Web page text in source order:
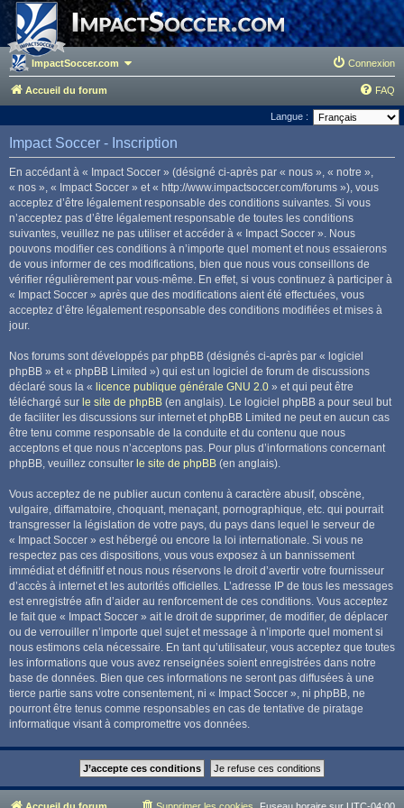
ImpactSoccer.com Connexion
Accueil du forum FAQ
Langue :
Impact Soccer - Inscription
En accédant à « Impact Soccer » (désigné ci-après par « nous », « notre »,
« nos », « Impact Soccer » et « http://www.impactsoccer.com/forums »), vous
acceptez d’être légalement responsable des conditions suivantes. Si vous
n’acceptez pas d’être légalement responsable de toutes les conditions
suivantes, veuillez ne pas utiliser et accéder à « Impact Soccer ». Nous
pouvons modifier ces conditions à n’importe quel moment et nous essaierons
de vous informer de ces modifications, bien que nous vous conseillons de
vérifier régulièrement par vous-même. En effet, si vous continuez à participer à
« Impact Soccer » après que des modifications aient été effectuées, vous
acceptez d’être légalement responsable des conditions modifiées et mises à
jour.
Nos forums sont développés par phpBB (désignés ci-après par « logiciel
phpBB » et « phpBB Limited ») qui est un logiciel de forum de discussions
déclaré sous la « licence publique générale GNU 2.0 » et qui peut être
téléchargé sur le site de phpBB (en anglais). Le logiciel phpBB a pour seul but
de faciliter les discussions sur internet et phpBB Limited ne peut en aucun cas
être tenu comme responsable de la conduite et du contenu que nous
acceptons et que nous n’acceptons pas. Pour plus d’informations concernant
phpBB, veuillez consulter le site de phpBB (en anglais).
Vous acceptez de ne publier aucun contenu à caractère abusif, obscène,
vulgaire, diffamatoire, choquant, menaçant, pornographique, etc. qui pourrait
transgresser la législation de votre pays, du pays dans lequel le serveur de
« Impact Soccer » est hébergé ou encore la loi internationale. Si vous ne
respectez pas ces dispositions, vous vous exposez à un bannissement
immédiat et définitif et nous nous réservons le droit d’avertir votre fournisseur
d’accès à internet et les autorités officielles. L’adresse IP de tous les messages
est enregistrée afin d’aider au renforcement de ces conditions. Vous acceptez
le fait que « Impact Soccer » ait le droit de supprimer, de modifier, de déplacer
ou de verrouiller n’importe quel sujet et message à n’importe quel moment si
nous estimons cela nécessaire. En tant qu’utilisateur, vous acceptez que toutes
les informations que vous avez renseignées soient enregistrées dans notre
base de données. Bien que ces informations ne seront pas diffusées à une
tierce partie sans votre consentement, ni « Impact Soccer », ni phpBB, ne
pourront être tenus comme responsables en cas de tentative de piratage
informatique visant à compromettre vos données.